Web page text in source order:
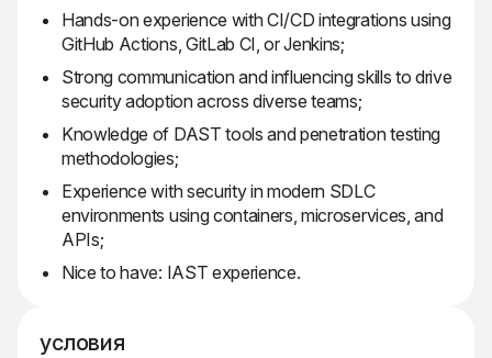
Hands-on experience with CI/CD integrations using
GitHub Actions, GitLab CI, or Jenkins;
Strong communication and influencing skills to drive
security adoption across diverse teams;
Knowledge of DAST tools and penetration testing
methodologies;
Experience with security in modern SDLC
environments using containers, microservices, and
APIs;
Nice to have: IAST experience.
условия